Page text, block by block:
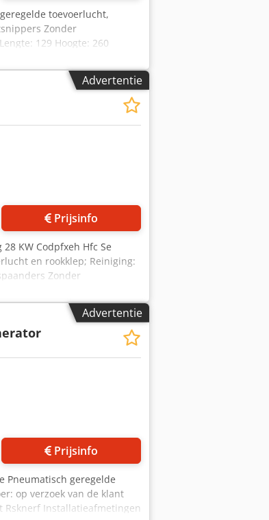
toevoerlucht,
Zonder
129 Hoogte: 260
Advertentie
Prijsinfo
KW Codpfxeh Hfc Se
en rookklep; Reiniging:
Zonder
:120 Hoogte : 210
gereviseerde machine:
Advertentie
Prijsinfo
Pneumatisch geregelde
op verzoek van de klant
Rsknerf Installatieafmetingen